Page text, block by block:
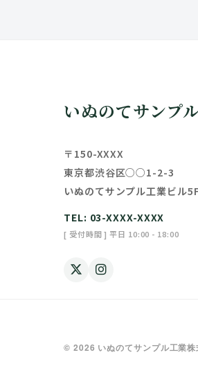
いぬのてサンプ
〒150-XXXX
東京都渋谷区○○1-2-3
いぬのてサンプル工業ビル
TEL: 03-XXXX-XXXX
[ 受付時間 ] 平日 10:00 - 18:00
© 2026 いぬのてサンプル工業